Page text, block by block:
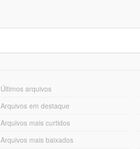
Últimos arquivos
Arquivos em destaque
Arquivos mais curtidos
Arquivos mais baixados